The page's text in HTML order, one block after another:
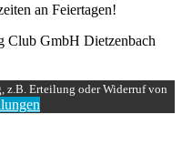
an Feiertagen!
Club GmbH Dietzenbach
z.B. Erteilung oder Widerruf von